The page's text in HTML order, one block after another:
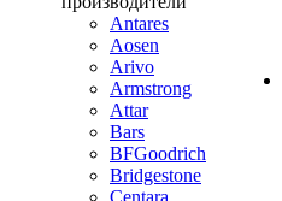
Antares
Aosen
Arivo
Armstrong
Attar
Bars
BFGoodrich
Bridgestone
Centara